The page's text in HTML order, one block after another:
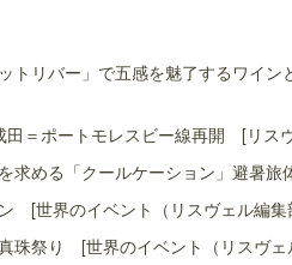
トリバー」で五感を魅了するワイ
田＝ポートモレスビー線再開 [リス
求める「クールケーション」避暑
[世界のイベント（リスヴェル編集
珠祭り [世界のイベント（リスヴェ